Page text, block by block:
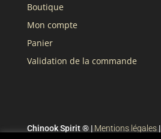
Boutique
Mon compte
Panier
Validation de la commande
Chinook Spirit ® | Mentions légales|